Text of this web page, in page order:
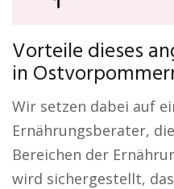
Vorteile dieses
in
Wir setzen dabei auf
Ernährungsberater,
Bereichen der
wird sichergestellt,